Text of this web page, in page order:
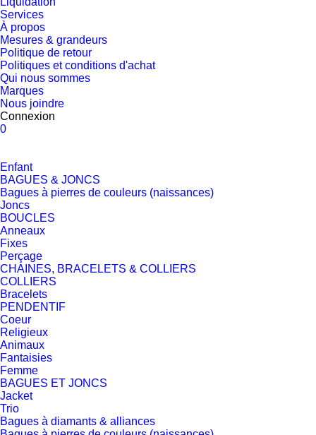
Services
À propos
Mesures & grandeurs
Politique de retour
Politiques et conditions d'achat
Qui nous sommes
Marques
Nous joindre
Connexion
0
Enfant
BAGUES & JONCS
Bagues à pierres de couleurs (naissances)
Joncs
BOUCLES
Anneaux
Fixes
Perçage
CHAINES, BRACELETS & COLLIERS
COLLIERS
Bracelets
PENDENTIF
Coeur
Religieux
Animaux
Fantaisies
Femme
BAGUES ET JONCS
Jacket
Trio
Bagues à diamants & alliances